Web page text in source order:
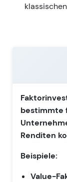
bestimmte
Renditen
Beispiele:
Value-